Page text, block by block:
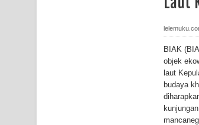
Mentan Tinjau Program
Mantan Sekda Jayawijaya
Papuan Artisans Take
BIAK
objek
laut
budaya